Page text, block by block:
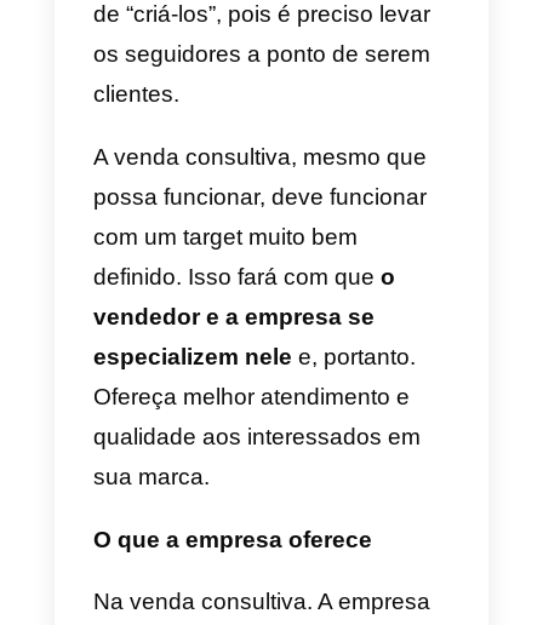
Venda consultiva, mais do que
um modelo de vendas. É
determinantes para a sua
execução. É fundamental que a
empresa consiga unificar a
sinergia desses elementos:
produtos, vendedor e cliente: é
assim que a venda será feita.
ou serviços. Mas acima de tudo:
vende a qualidade dos seu